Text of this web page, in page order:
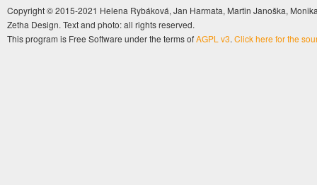
Copyright © 2015-2021 Helena Rybáková, Jan Harmata, Martin Janoška,
Zetha Design. Text and photo: all rights reserved.
This program is Free Software under the terms ofAGPL v3. Click here for the